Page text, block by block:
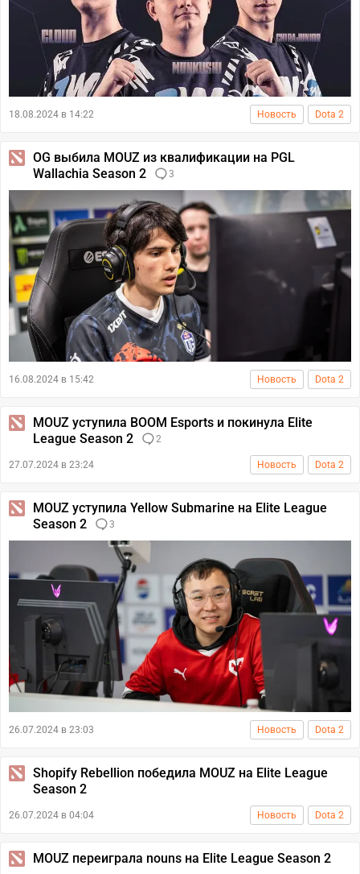
18.08.2024 в 14:22 Новость Dota 2
OG выбила MOUZ из квалификации на PGL
Wallachia Season 2
3
16.08.2024 в 15:42 Новость Dota 2
MOUZ уступила BOOM Esports и покинула Elite
League Season 2
2
27.07.2024 в 23:24 Новость Dota 2
MOUZ уступила Yellow Submarine на Elite League
Season 2
3
26.07.2024 в 23:03 Новость Dota 2
Shopify Rebellion победила MOUZ на Elite League
Season 2
26.07.2024 в 04:04 Новость Dota 2
MOUZ переиграла nouns на Elite League Season 2